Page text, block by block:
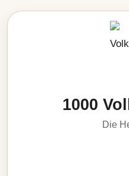
1000
Die